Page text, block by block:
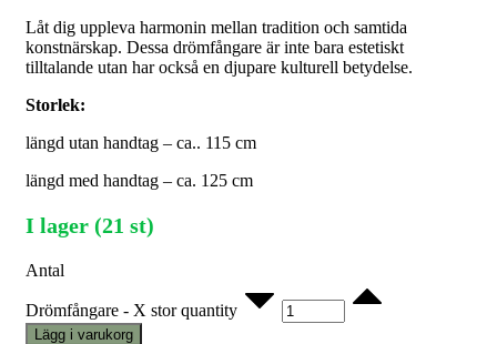
Låt dig uppleva harmonin mellan tradition och samtida
konstnärskap. Dessa drömfångare är inte bara estetiskt
tilltalande utan har också en djupare kulturell betydelse.
Storlek:
längd utan handtag – ca.. 115 cm
längd med handtag – ca. 125 cm
I lager (21 st)
Antal
Drömfångare - X stor quantity
Lägg i varukorg